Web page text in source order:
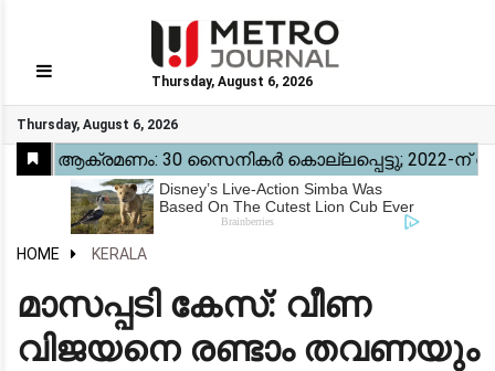
Thursday, August 6, 2026
Thursday, August 6, 2026
GO
Home
Kerala
National
Gulf
World
Sports
Movies
Health
Automobile
Travel
Education
Novel
Business
Technology
Webstory
HOME KERALA
മാസപ്പടി കേസ്: വീണ
വിജയനെ രണ്ടാം തവണയും